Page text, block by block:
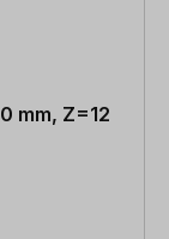
mm, Z=12